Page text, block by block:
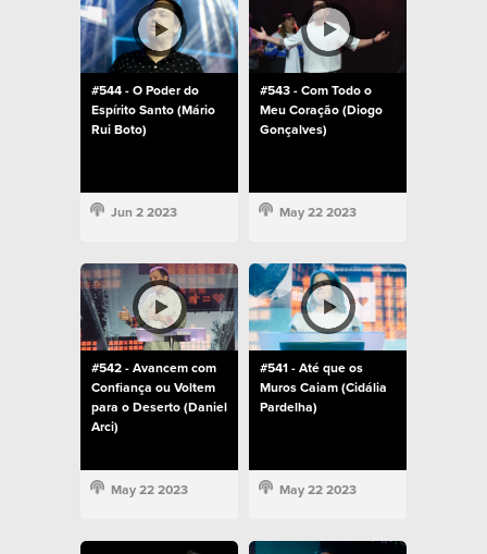
#544 - O Poder do
Espírito Santo (Mário
Rui Boto)
Jun 2 2023
#543 - Com Todo o
Meu Coração (Diogo
Gonçalves)
May 22 2023
#542 - Avancem com
Confiança ou Voltem
para o Deserto (Daniel
Arci)
May 22 2023
#541 - Até que os
Muros Caiam (Cidália
Pardelha)
May 22 2023